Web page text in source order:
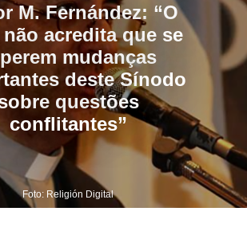
M. Fernández: “O
não acredita que se
mudanças
deste Sínodo
questões
conflitantes”
Foto: Religión Digital